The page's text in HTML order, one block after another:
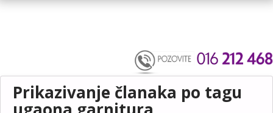
Prikazivanje članaka po tagu